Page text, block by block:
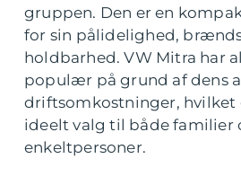
gruppen. Den er en
for sin pålidelighed,
holdbarhed. VW Mitra har
populær på grund af dens
driftsomkostninger, hvilket
ideelt valg til både familier
enkeltpersoner.